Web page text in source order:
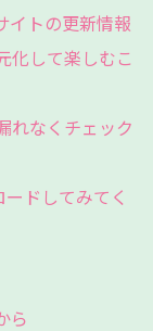
イトの更新情報
化して楽しむこ
れなくチェック
ドしてみてく
ら